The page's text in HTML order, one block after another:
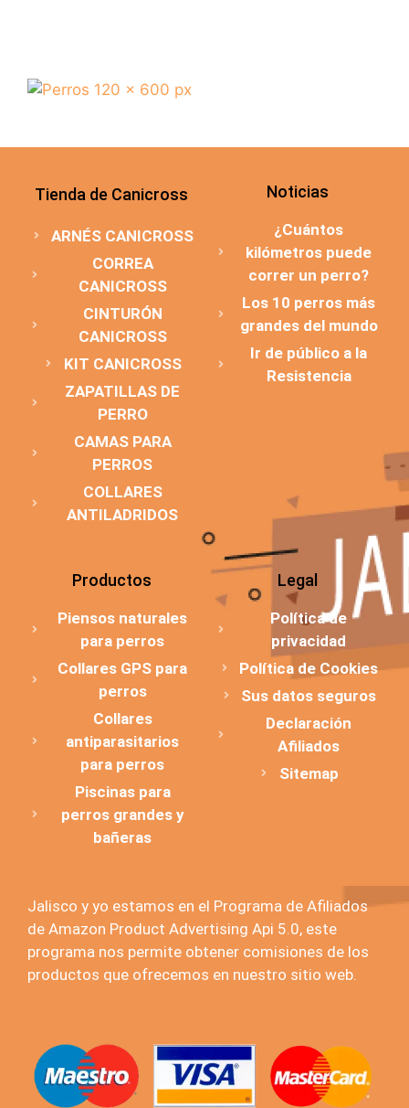
Tienda de Canicross
ARNÉS CANICROSS
CORREA
CANICROSS
CINTURÓN
CANICROSS
KIT CANICROSS
ZAPATILLAS DE
PERRO
CAMAS PARA
PERROS
COLLARES
ANTILADRIDOS
Noticias
¿Cuántos
kilómetros puede
correr un perro?
Los 10 perros más
grandes del mundo
Ir de público a la
Resistencia
Productos
Piensos naturales
para perros
Collares GPS para
perros
Collares
antiparasitarios
para perros
Piscinas para
perros grandes y
bañeras
Legal
Política de
privacidad
Política de Cookies
Sus datos seguros
Declaración
Afiliados
Sitemap
Jalisco y yo estamos en el Programa de Afiliados
de Amazon Product Advertising Api 5.0, este
programa nos permite obtener comisiones de los
productos que ofrecemos en nuestro sitio web.